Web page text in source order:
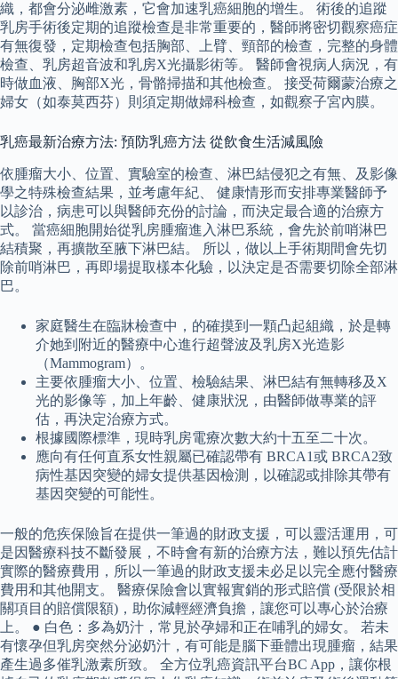
織，都會分泌雌激素，它會加速乳癌細胞的增生。 術後的追蹤
乳房手術後定期的追蹤檢查是非常重要的，醫師將密切觀察癌症
有無復發，定期檢查包括胸部、上臂、頸部的檢查，完整的身體
檢查、乳房超音波和乳房X光攝影術等。 醫師會視病人病況，有
時做血液、胸部X光，骨骼掃描和其他檢查。 接受荷爾蒙治療之
婦女（如泰莫西芬）則須定期做婦科檢查，如觀察子宮內膜。
乳癌最新治療方法: 預防乳癌方法 從飲食生活減風險
依腫瘤大小、位置、實驗室的檢查、淋巴結侵犯之有無、及影像
學之特殊檢查結果，並考慮年紀、 健康情形而安排專業醫師予
以診治，病患可以與醫師充份的討論，而決定最合適的治療方
式。 當癌細胞開始從乳房腫瘤進入淋巴系統，會先於前哨淋巴
結積聚，再擴散至腋下淋巴結。 所以，做以上手術期間會先切
除前哨淋巴，再即場提取樣本化驗，以決定是否需要切除全部淋
巴。
家庭醫生在臨牀檢查中，的確摸到一顆凸起組織，於是轉
介她到附近的醫療中心進行超聲波及乳房X光造影
（Mammogram）。
主要依腫瘤大小、位置、檢驗結果、淋巴結有無轉移及X
光的影像等，加上年齡、健康狀況，由醫師做專業的評
估，再決定治療方式。
根據國際標準，現時乳房電療次數大約十五至二十次。
應向有任何直系女性親屬已確認帶有 BRCA1或 BRCA2致
病性基因突變的婦女提供基因檢測，以確認或排除其帶有
基因突變的可能性。
一般的危疾保險旨在提供一筆過的財政支援，可以靈活運用，可
是因醫療科技不斷發展，不時會有新的治療方法，難以預先估計
實際的醫療費用，所以一筆過的財政支援未必足以完全應付醫療
費用和其他開支。 醫療保險會以實報實銷的形式賠償 (受限於相
關項目的賠償限額)，助你減輕經濟負擔，讓您可以專心於治療
上。 ● 白色：多為奶汁，常見於孕婦和正在哺乳的婦女。 若未
有懷孕但乳房突然分泌奶汁，有可能是腦下垂體出現腫瘤，結果
產生過多催乳激素所致。 全方位乳癌資訊平台BC App，讓你根